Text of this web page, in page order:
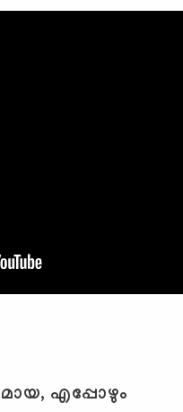
എപ്പോഴും